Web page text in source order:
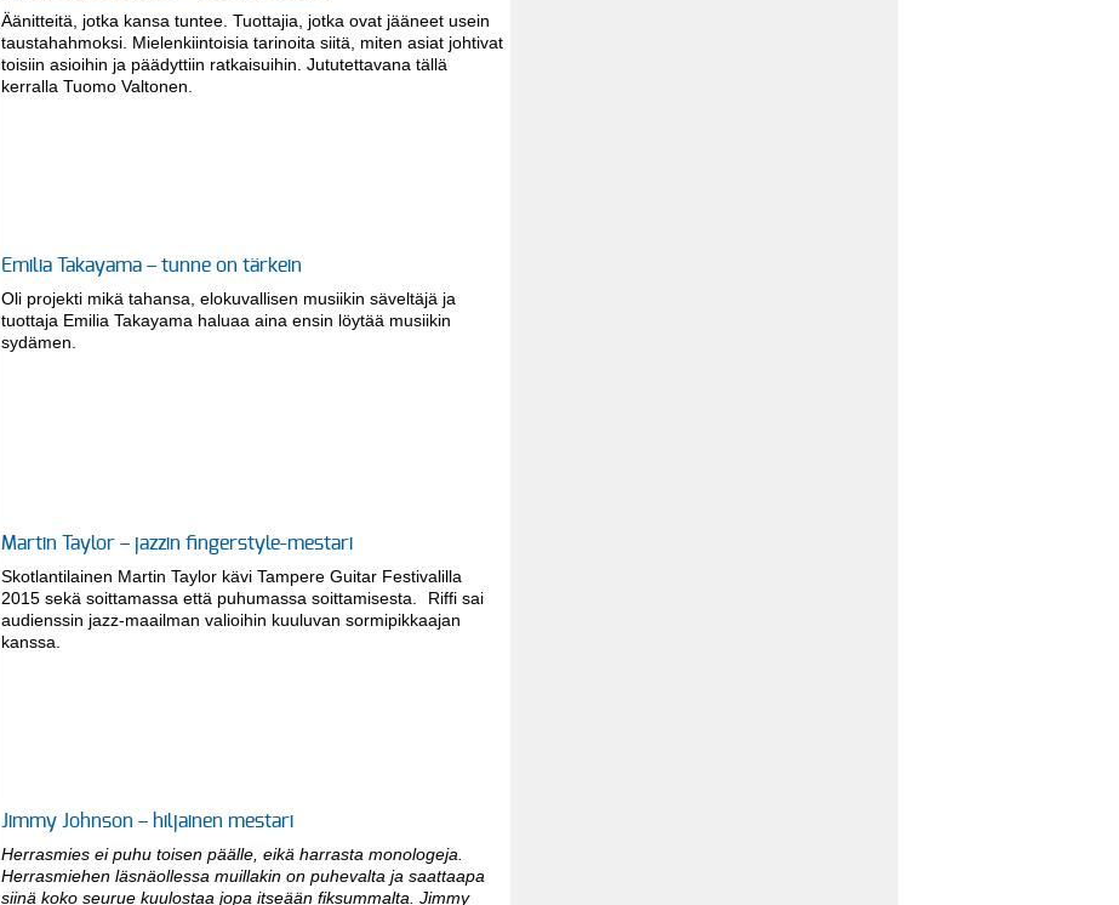
Äänitteitä, jotka kansa tuntee. Tuottajia, jotka ovat jääneet usein
taustahahmoksi. Mielenkiintoisia tarinoita siitä, miten asiat johtivat
toisiin asioihin ja päädyttiin ratkaisuihin. Jututettavana tällä
kerralla Tuomo Valtonen.
Emilia Takayama – tunne on tärkein
Oli projekti mikä tahansa, elokuvallisen musiikin säveltäjä ja
tuottaja Emilia Takayama haluaa aina ensin löytää musiikin
sydämen.
Martin Taylor – jazzin fingerstyle-mestari
Skotlantilainen Martin Taylor kävi Tampere Guitar Festivalilla
2015 sekä soittamassa että puhumassa soittamisesta. Riffi sai
audienssin jazz-maailman valioihin kuuluvan sormipikkaajan
kanssa.
Jimmy Johnson – hiljainen mestari
Herrasmies ei puhu toisen päälle, eikä harrasta monologeja.
Herrasmiehen läsnäollessa muillakin on puhevalta ja saattaapa
siinä koko seurue kuulostaa jopa itseään fiksummalta. Jimmy